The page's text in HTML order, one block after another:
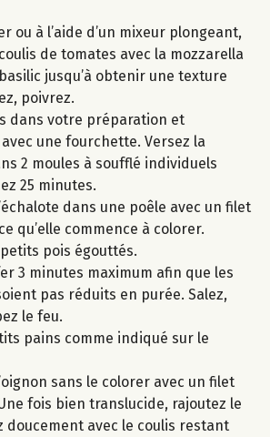
ou à l’aide d’un mixeur plongeant,
de tomates avec la mozzarella
jusqu’à obtenir une texture
poivrez.
dans votre préparation et
une fourchette. Versez la
2 moules à soufflé individuels
25 minutes.
dans une poêle avec un filet
qu’elle commence à colorer.
pois égouttés.
3 minutes maximum afin que les
pas réduits en purée. Salez,
le feu.
pains comme indiqué sur le
sans le colorer avec un filet
Une fois bien translucide, rajoutez le
doucement avec le coulis restant